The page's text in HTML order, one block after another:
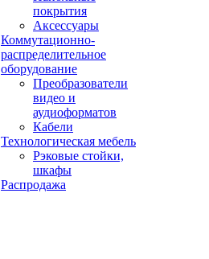
покрытия
Аксессуары
Коммутационно-
распределительное
оборудование
Преобразователи
видео и
аудиоформатов
Кабели
Технологическая мебель
Рэковые стойки,
шкафы
Распродажа